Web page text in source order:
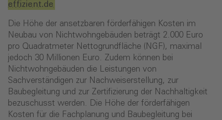
effizient.de
Die Höhe der ansetzbaren förderfähigen Kosten im
Neubau von Nichtwohngebäuden beträgt 2.000 Euro
pro Quadratmeter Nettogrundfläche (NGF), maximal
jedoch 30 Millionen Euro. Zudem können bei
Nichtwohngebäuden die Leistungen von
Sachverständigen zur Nachweiserstellung, zur
Baubegleitung und zur Zertifizierung der Nachhaltigkeit
bezuschusst werden. Die Höhe der förderfähigen
Kosten für die Fachplanung und Baubegleitung bei